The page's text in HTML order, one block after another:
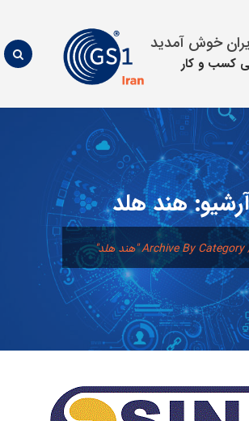
كسب و كار
آرشیو:هند هلد
Archive By Category "هند هلد"